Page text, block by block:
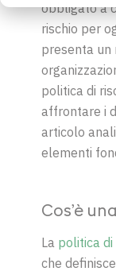
obbligato a
rischio per
presenta un
politica di
affrontare i
articolo
elementi
Cos’è
La politica di
che